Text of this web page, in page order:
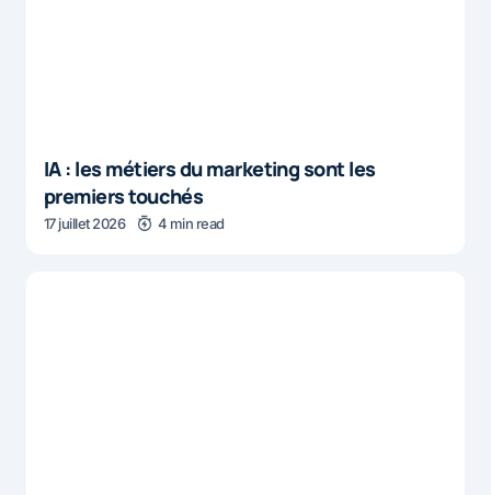
IA : les métiers du marketing sont les
premiers touchés
17 juillet 2026 4 min read